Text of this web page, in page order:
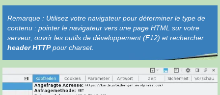
Remarque : Utilisez votre navigateur pour déterminer le type de
contenu : pointer le navigateur vers une page HTML sur votre
serveur, ouvrir les outils de développement (F12) et rechercher
header HTTPpour charset.